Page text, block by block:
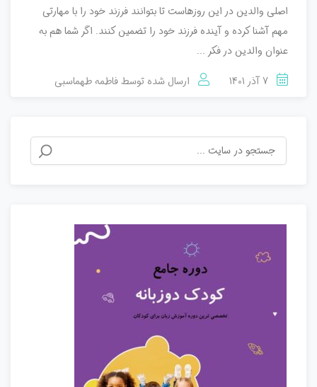
اصلی والدین در این روزهاست تا بتوانند فرزند خود را با مهارتی
مهم آشنا کرده و آینده فرزند خود را تضمین کنند. اگر شما هم به
عنوان والدین در فکر ...
ارسال شده توسطفاطمه طهماسبی
جستجو
برای: